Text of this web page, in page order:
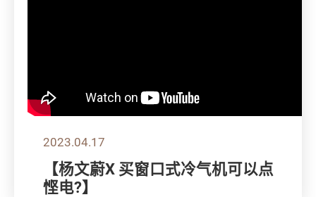
2023.04.17
【杨文蔚X 买窗口式冷气机可以点
悭电?】